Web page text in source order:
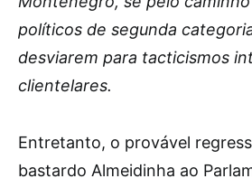
políticos de segunda
desviarem para tacticismos
clientelares.
Entretanto, o provável
bastardo Almeidinha ao